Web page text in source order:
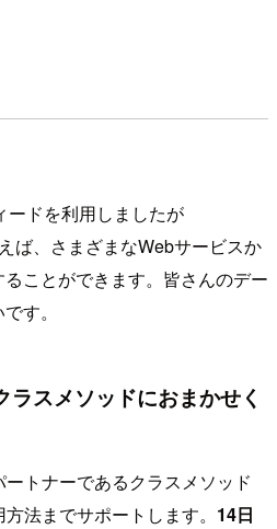
ドを利用しましたが
ば、さまざまなWebサービスか
ことができます。皆さんのデー
す。
スメソッドにおまかせく
トナーであるクラスメソッド
法までサポートします。 14日